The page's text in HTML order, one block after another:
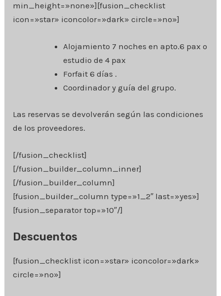
min_height=»none»][fusion_checklist
icon=»star» iconcolor=»dark» circle=»no»]
Alojamiento 7 noches en apto.6 pax o
estudio de 4 pax
Forfait 6 días .
Coordinador y guía del grupo.
Las reservas se devolverán según las condiciones
de los proveedores.
[/fusion_checklist]
[/fusion_builder_column_inner]
[/fusion_builder_column]
[fusion_builder_column type=»1_2″ last=»yes»]
[fusion_separator top=»10″/]
Descuentos
[fusion_checklist icon=»star» iconcolor=»dark»
circle=»no»]